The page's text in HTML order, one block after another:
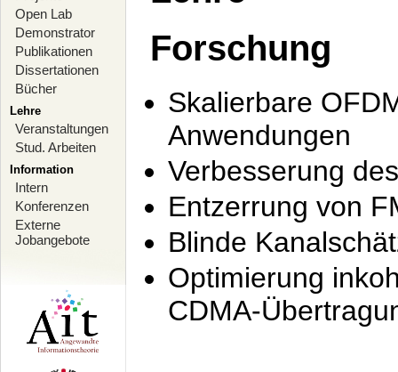
Open Lab
Demonstrator
Publikationen
Dissertationen
Bücher
Lehre
Veranstaltungen
Stud. Arbeiten
Information
Intern
Konferenzen
Externe
Jobangebote
Forschung
Skalierbare
Anwendungen
Verbesserung
Entzerrung von
Blinde
Optimierung
CDMA-